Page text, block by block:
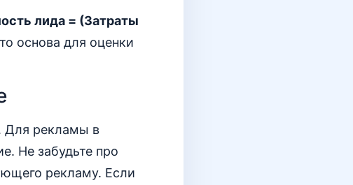
лида = (Затраты
основа для оценки
Для рекламы в
Не забудьте про
рекламу. Если